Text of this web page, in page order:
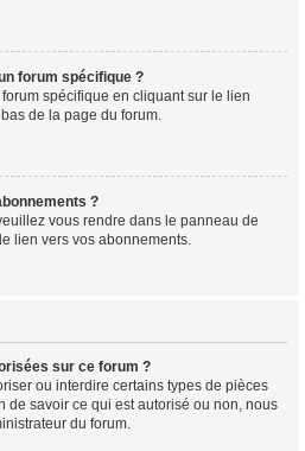
forum spécifique ?
spécifique en cliquant sur le lien
de la page du forum.
?
vous rendre dans le panneau de
lien vers vos abonnements.
sur ce forum ?
ou interdire certains types de pièces
de savoir ce qui est autorisé ou non, nous
du forum.